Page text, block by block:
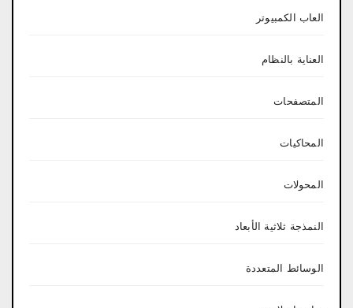
العاب الكمبيوتر
العناية بالنظام
المتصفحات
المحاكيات
المحولات
النمذجة ثلاثية الأبعاد
الوسائط المتعددة